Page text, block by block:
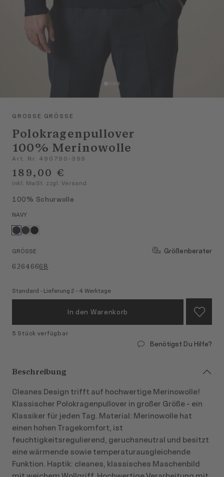
GROSSE GRÖSSE
Polokragenpullover
100% Merinowolle
Art. Nr. 490790-399
189,00 €
inkl. MwSt. zzgl. Versand
100% Schurwolle
NAVY
GRÖSSE
Größenberater
62646668
Standard - Lieferung 2 - 4 Werktage
In den Warenkorb
5 Stück verfügbar
Benötigst Du Hilfe?
Beschreibung
Cleanes Design trifft auf hochwertige Merinowolle!
Klassischer Polokragenpullover in großer Größe - ein
Klassiker für jeden Tag. Material: Merinowolle hat
einen hohen Tragekomfort, ist
feuchtigkeitsregulierend, geruchsneutral und besitzt
eine wärmende sowie temperaturausgleichende
Funktion. Haptik: cleanes, klassisches Maschenbild